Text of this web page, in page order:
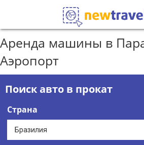
Аренда машины в
Аэропорт
Поиск авто в прокат
Страна